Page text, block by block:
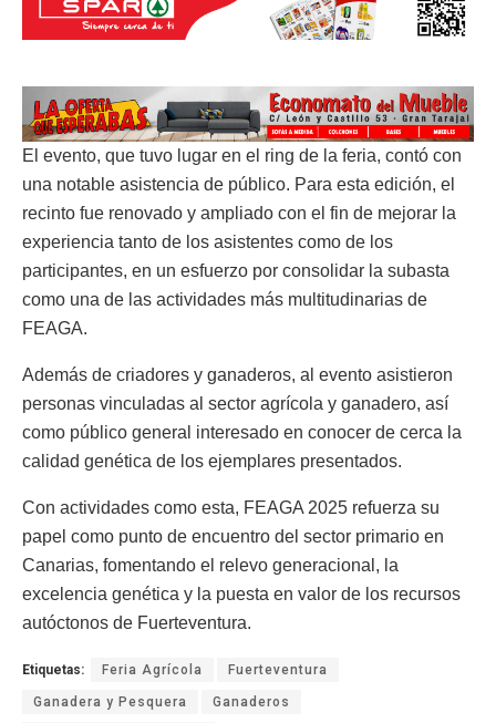
El evento, que tuvo lugar en el ring de la feria, contó con
una notable asistencia de público. Para esta edición, el
recinto fue renovado y ampliado con el fin de mejorar la
experiencia tanto de los asistentes como de los
participantes, en un esfuerzo por consolidar la subasta
como una de las actividades más multitudinarias de
FEAGA.
Además de criadores y ganaderos, al evento asistieron
personas vinculadas al sector agrícola y ganadero, así
como público general interesado en conocer de cerca la
calidad genética de los ejemplares presentados.
Con actividades como esta, FEAGA 2025 refuerza su
papel como punto de encuentro del sector primario en
Canarias, fomentando el relevo generacional, la
excelencia genética y la puesta en valor de los recursos
autóctonos de Fuerteventura.
Etiquetas: Feria Agrícola Fuerteventura
Ganadera y Pesquera Ganaderos